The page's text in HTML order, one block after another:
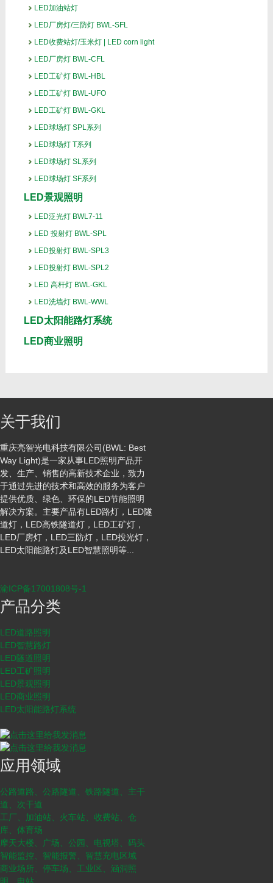
LED加油站灯
LED厂房灯/三防灯 BWL-SFL
LED收费站灯/玉米灯 | LED corn light
LED厂房灯 BWL-CFL
LED工矿灯 BWL-HBL
LED工矿灯 BWL-UFO
LED工矿灯 BWL-GKL
LED球场灯 SPL系列
LED球场灯 T系列
LED球场灯 SL系列
LED球场灯 SF系列
LED景观照明
LED泛光灯 BWL7-11
LED 投射灯 BWL-SPL
LED投射灯 BWL-SPL3
LED投射灯 BWL-SPL2
LED 高杆灯 BWL-GKL
LED洗墙灯 BWL-WWL
LED太阳能路灯系统
LED商业照明
关于我们
重庆亮智光电科技有限公司(BWL: Best
Way Light)是一家从事LED照明产品开
发、生产、销售的高新技术企业，致力
于通过先进的技术和高效的服务为客户
提供优质、绿色、环保的LED节能照明
解决方案。主要产品有LED路灯，LED隧
道灯，LED高铁隧道灯，LED工矿灯，
LED厂房灯，LED三防灯，LED投光灯，
LED太阳能路灯及LED智慧照明等...
渝ICP备17001808号-1
产品分类
LED道路照明
LED智慧路灯
LED隧道照明
LED工矿照明
LED景观照明
LED商业照明
LED太阳能路灯系统
应用领域
公路道路、公路隧道、铁路隧道、主干
道、次干道
工厂、加油站、火车站、收费站、仓
库、体育场
摩天大楼、广场、公园、电视塔、码头
智能监控、智能报警、智慧充电区域
商业场所、停车场、工业区、涵洞照